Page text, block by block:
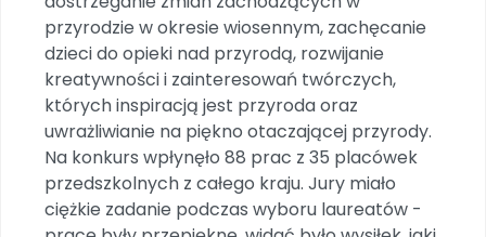
Wybierz prezent
Przy zamówieniu prenumeraty
Zaplanuj rok przedszkolny
Materiały na nowy rok
Archiwalne numery
Pomoc
Nowości
Zapowiedzi
Polecamy
Promocje
Książka (dla) Przedszkolaka
Promowanie czytelnictwa
przyrodzie w okresie wiosennym, zachęcanie
dzieci do opieki nad przyrodą, rozwijanie
kreatywności i zainteresowań twórczych,
których inspiracją jest przyroda oraz
uwrażliwianie na piękno otaczającej przyrody.
Na konkurs wpłynęło 88 prac z 35 placówek
przedszkolnych z całego kraju. Jury miało
ciężkie zadanie podczas wyboru laureatów -